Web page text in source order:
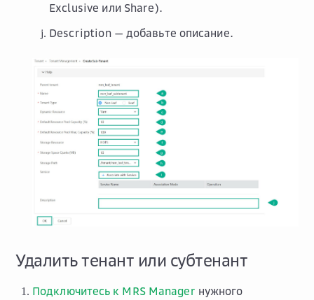
Exclusive или Share).
Description— добавьте описание.
Удалить тенант или субтенант
Подключитесь к MRS Manager нужного